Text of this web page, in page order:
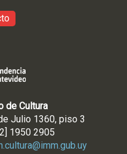
de Cultura
Julio 1360, piso 3
1950 2905